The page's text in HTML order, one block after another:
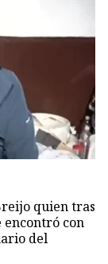
quien tras
encontró con
del